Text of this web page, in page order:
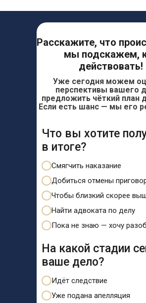
Расскажите, что
мы подскажем,
действовать!
Что вы хотите
в итоге?
Смягчить наказание
Добиться отмены
Чтобы близкий скорее
Найти адвоката по делу
Пока не знаю — хочу
На какой стадии
ваше дело?
Идёт следствие
Уже подана апелляция
Уже сегодня можем
перспективы вашего
предложить чёткий план
Если есть шанс — мы его